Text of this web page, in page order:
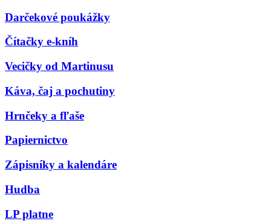
Darčekové poukážky
Čítačky e-kníh
Vecičky od Martinusu
Káva, čaj a pochutiny
Hrnčeky a fľaše
Papiernictvo
Zápisníky a kalendáre
Hudba
LP platne